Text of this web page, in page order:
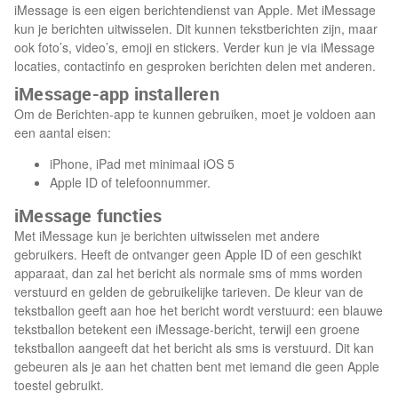
iMessage is een eigen berichtendienst van Apple. Met iMessage
kun je berichten uitwisselen. Dit kunnen tekstberichten zijn, maar
ook foto’s, video’s, emoji en stickers. Verder kun je via iMessage
locaties, contactinfo en gesproken berichten delen met anderen.
iMessage-app installeren
Om de Berichten-app te kunnen gebruiken, moet je voldoen aan
een aantal eisen:
iPhone, iPad met minimaal iOS 5
Apple ID of telefoonnummer.
iMessage functies
Met iMessage kun je berichten uitwisselen met andere
gebruikers. Heeft de ontvanger geen Apple ID of een geschikt
apparaat, dan zal het bericht als normale sms of mms worden
verstuurd en gelden de gebruikelijke tarieven. De kleur van de
tekstballon geeft aan hoe het bericht wordt verstuurd: een blauwe
tekstballon betekent een iMessage-bericht, terwijl een groene
tekstballon aangeeft dat het bericht als sms is verstuurd. Dit kan
gebeuren als je aan het chatten bent met iemand die geen Apple
toestel gebruikt.